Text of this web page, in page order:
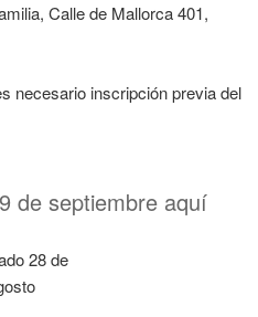
Calle de Mallorca 401,
necesario inscripción previa del
de septiembre aquí